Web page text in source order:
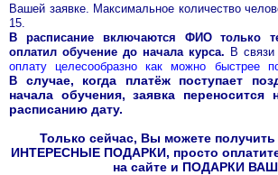
Вашей заявке. Максимальное количество
15.
В расписание включаются ФИО только
оплатил обучение до начала курса. В
оплату целесообразно как можно быстрее
В случае, когда платёж поступает
начала обучения, заявка
расписанию дату.
Только сейчас, Вы можете
ИНТЕРЕСНЫЕ ПОДАРКИ, просто
на сайте и ПОДАРКИ